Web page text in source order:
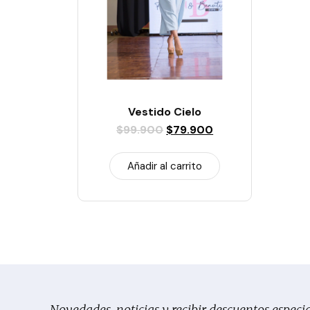
Vestido Cielo
$99.900 $79.900
Añadir al carrito